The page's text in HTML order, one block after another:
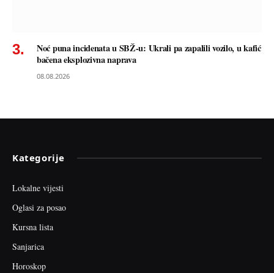
Noć puna incidenata u SBŽ-u: Ukrali pa zapalili vozilo, u kafić
bačena eksplozivna naprava
08.08.2026
Kategorije
Lokalne vijesti
Oglasi za posao
Kursna lista
Sanjarica
Horoskop